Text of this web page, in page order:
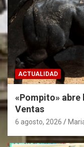
ACTUALIDAD
«Pompito» abre
Ventas
6 agosto, 2026